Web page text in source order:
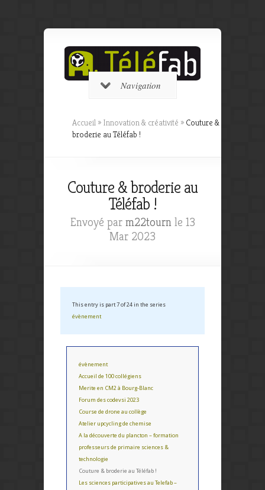
Navigation
Accueil » Innovation & créativité » Couture &
broderie au Téléfab !
Couture & broderie au
Téléfab !
Envoyé par m22tournle 13
Mar 2023
This entry is part 7 of 24 in the series
évènement
évènement
Accueil de 100 collégiens
Merite en CM2 à Bourg-Blanc
Forum des codevsi 2023
Course de drone au collège
Atelier upcycling de chemise
A la découverte du plancton – formation
professeurs de primaire sciences &
technologie
Couture & broderie au Téléfab !
Les sciences participatives au Telefab –